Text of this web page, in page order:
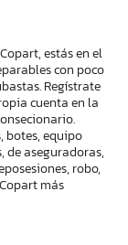
estás en el
con poco
Regístrate
cuenta en la
botes, equipo
de aseguradoras,
robo,
más